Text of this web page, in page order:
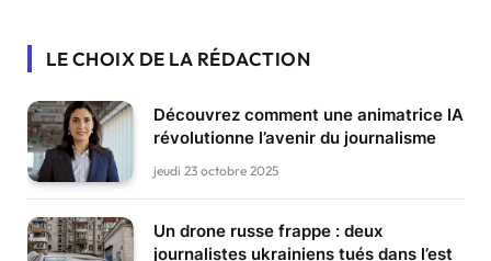
LE CHOIX DE LA RÉDACTION
Découvrez comment une animatrice IA
révolutionne l’avenir du journalisme
jeudi 23 octobre 2025
Un drone russe frappe : deux
journalistes ukrainiens tués dans l’est